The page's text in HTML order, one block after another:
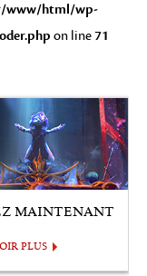
www/html/wp-
on line71
MAINTENANT
PLUS